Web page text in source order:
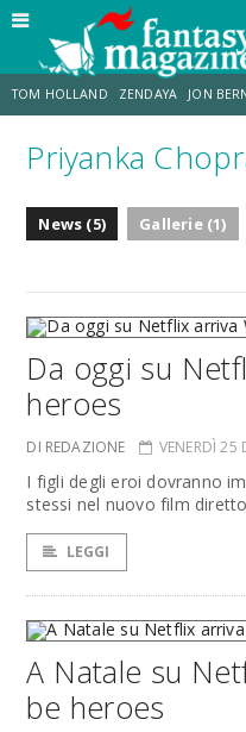
TOM HOLLAND ZENDAYA JON
STRANIMONDI LUCCA COMICS &
Priyanka
News (5) Gallerie (1)
Da oggi su
heroes
DI REDAZIONE VENERDÌ 25
I figli degli eroi dovranno
stessi nel nuovo film
LEGGI
A Natale su
be heroes